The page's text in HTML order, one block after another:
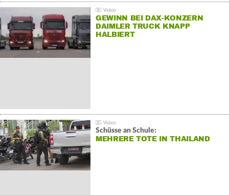
GEWINN BEI DAX-KONZERN
DAIMLER TRUCK KNAPP
HALBIERT
Schüsse an Schule:
MEHRERE TOTE IN THAILAND